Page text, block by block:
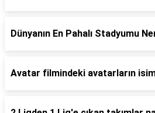
Dünyanın En Pahalı Stadyumu
Avatar filmindeki avatarların